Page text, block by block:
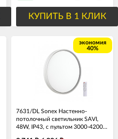
КУПИТЬ В 1 КЛИК
экономия
40%
7631/DL Sonex Настенно-
потолочный светильник SAVI,
48W, IP43, с пультом 3000-4200-